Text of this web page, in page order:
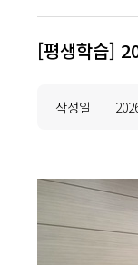
[평생학습]
작성일 |